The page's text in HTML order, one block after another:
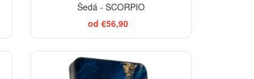
Šedá - SCORPIO
od €56,90